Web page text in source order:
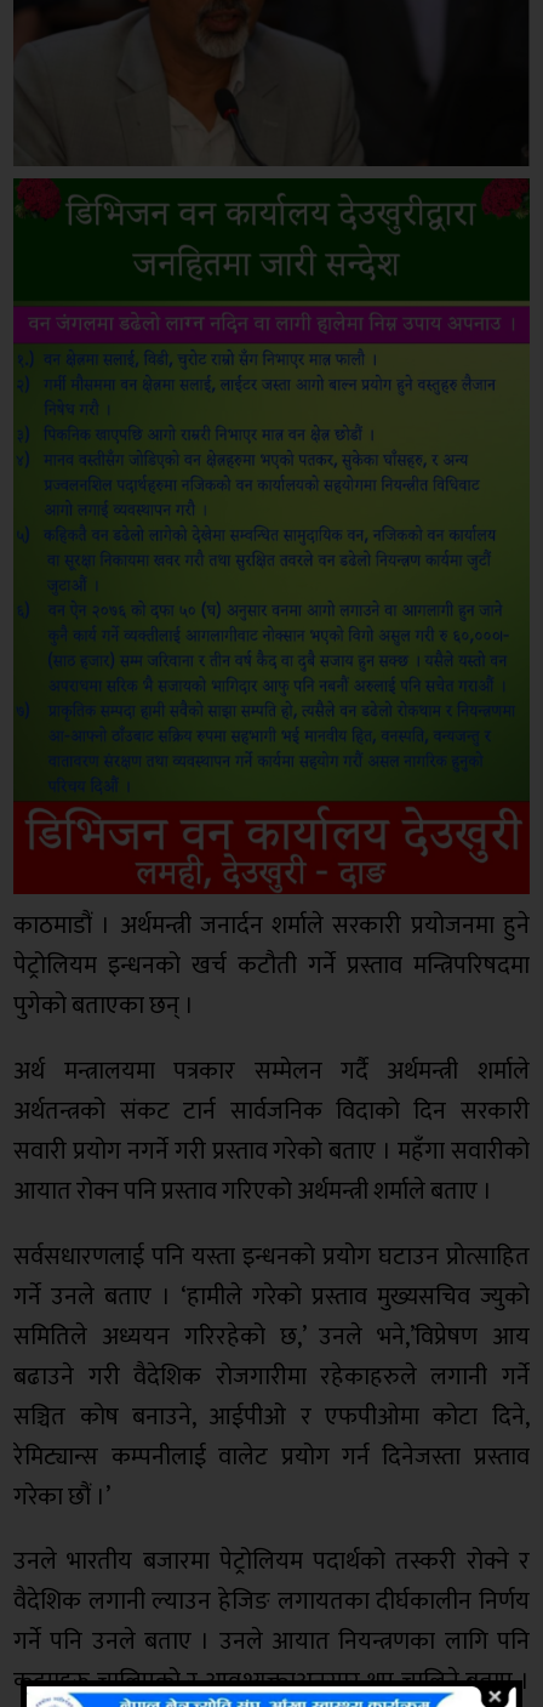
काठमाडौं । अर्थमन्त्री जनार्दन शर्माले सरकारी प्रयोजनमा हुने
पेट्रोलियम इन्धनको खर्च कटौती गर्ने प्रस्ताव मन्त्रिपरिषदमा
पुगेको बताएका छन् ।
अर्थ मन्त्रालयमा पत्रकार सम्मेलन गर्दै अर्थमन्त्री शर्माले
अर्थतन्त्रको संकट टार्न सार्वजनिक विदाको दिन सरकारी
सवारी प्रयोग नगर्ने गरी प्रस्ताव गरेको बताए । महँगा सवारीको
आयात रोक्न पनि प्रस्ताव गरिएको अर्थमन्त्री शर्माले बताए ।
सर्वसधारणलाई पनि यस्ता इन्धनको प्रयोग घटाउन प्रोत्साहित
गर्ने उनले बताए । ‘हामीले गरेको प्रस्ताव मुख्यसचिव ज्युको
समितिले अध्ययन गरिरहेको छ,’ उनले भने,’विप्रेषण आय
बढाउने गरी वैदेशिक रोजगारीमा रहेकाहरुले लगानी गर्ने
सञ्चित कोष बनाउने, आईपीओ र एफपीओमा कोटा दिने,
रेमिट्यान्स कम्पनीलाई वालेट प्रयोग गर्न दिनेजस्ता प्रस्ताव
गरेका छौं ।’
उनले भारतीय बजारमा पेट्रोलियम पदार्थको तस्करी रोक्ने र
वैदेशिक लगानी ल्याउन हेजिङ लगायतका दीर्घकालीन निर्णय
गर्ने पनि उनले बताए । उनले आयात नियन्त्रणका लागि पनि
कदमहरु चालिएको र आवश्यक्ताअनुसार थप चालिने बताए ।